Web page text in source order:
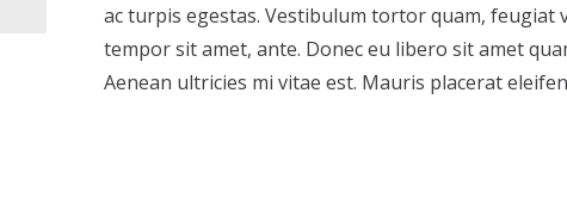
ac turpis egestas. Vestibulum tortor quam, feugiat
tempor sit amet, ante. Donec eu libero sit amet
Aenean ultricies mi vitae est. Mauris placerat